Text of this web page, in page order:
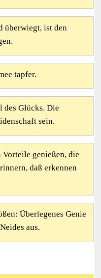
überwiegt, ist den
tapfer.
des Glücks. Die
sein.
genießen, die
daß erkennen
Überlegenes Genie
aus.